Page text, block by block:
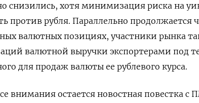
снизились, хотя минимизация ‌риска на
против рубля. Параллельно
валютных позициях, участники рынка
валютной выручки экспортерами под
для продаж валюты ее рублевого курса.
​внимания остается новостная повестка